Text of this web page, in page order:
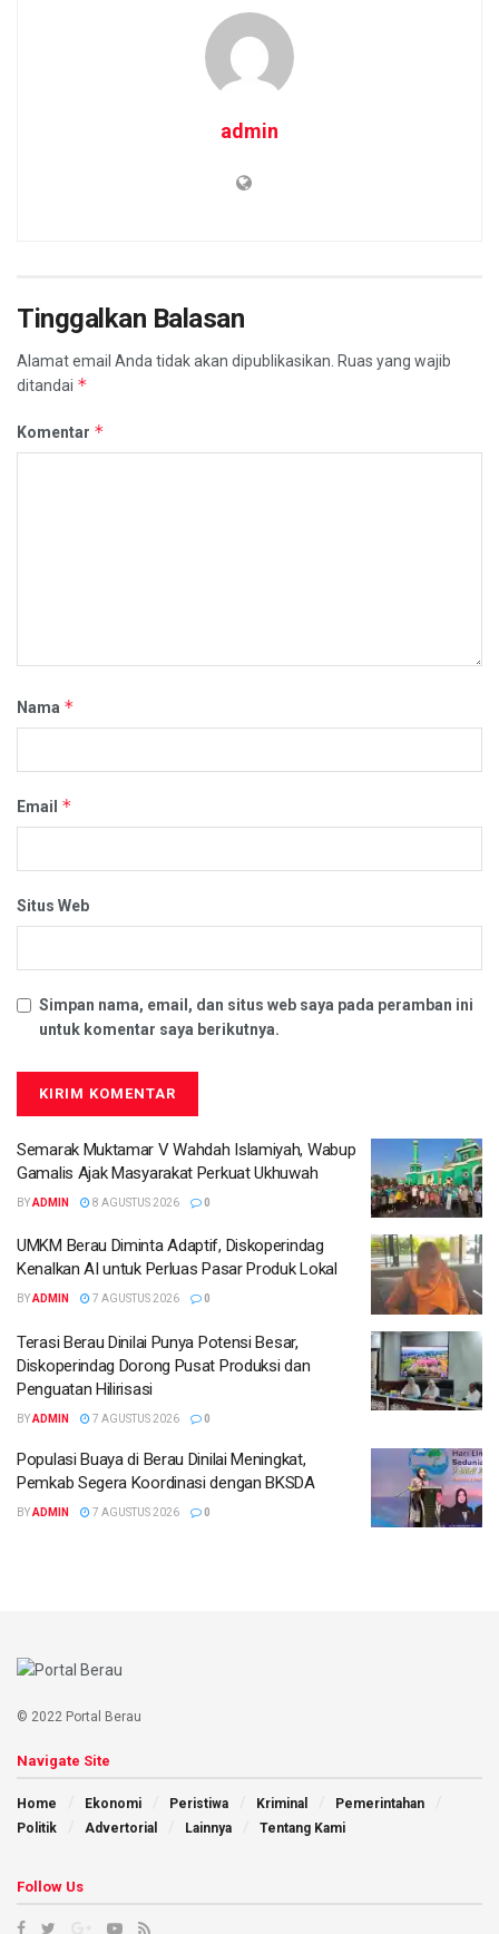
admin
Tinggalkan Balasan
Alamat email Anda tidak akan dipublikasikan. Ruas yang wajib
ditandai *
Komentar *
Nama *
Email *
Situs Web
Simpan nama, email, dan situs web saya pada peramban ini
untuk komentar saya berikutnya.
Semarak Muktamar V Wahdah Islamiyah, Wabup
Gamalis Ajak Masyarakat Perkuat Ukhuwah
BYADMIN 8 AGUSTUS 2026 0
UMKM Berau Diminta Adaptif, Diskoperindag
Kenalkan AI untuk Perluas Pasar Produk Lokal
BYADMIN 7 AGUSTUS 2026 0
Terasi Berau Dinilai Punya Potensi Besar,
Diskoperindag Dorong Pusat Produksi dan
Penguatan Hilirisasi
BYADMIN 7 AGUSTUS 2026 0
Populasi Buaya di Berau Dinilai Meningkat,
Pemkab Segera Koordinasi dengan BKSDA
BYADMIN 7 AGUSTUS 2026 0
© 2022 Portal Berau
Navigate Site
Home Ekonomi Peristiwa Kriminal
Pemerintahan
Politik
Advertorial Lainnya Tentang Kami
Follow Us